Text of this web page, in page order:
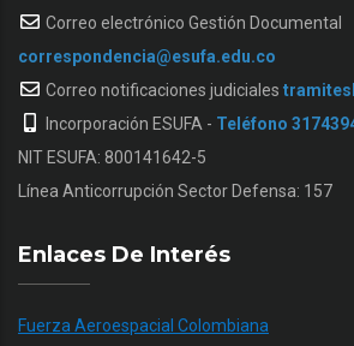
Correo electrónico Gestión Documental
correspondencia@esufa.edu.co
Correo notificaciones judiciales
Incorporación ESUFA - Teléfono
NIT ESUFA: 800141642-5
Línea Anticorrupción Sector Defensa: 157
Enlaces De Interés
Fuerza Aeroespacial Colombiana